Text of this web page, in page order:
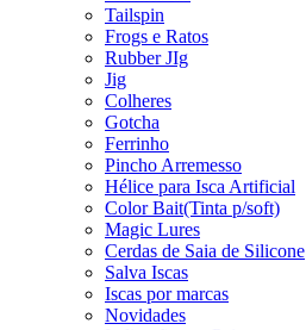
Tailspin
Frogs e Ratos
Rubber JIg
Jig
Colheres
Gotcha
Ferrinho
Pincho Arremesso
Hélice para Isca Artificial
Color Bait(Tinta p/soft)
Magic Lures
Cerdas de Saia de Silicone
Salva Iscas
Iscas por marcas
Novidades